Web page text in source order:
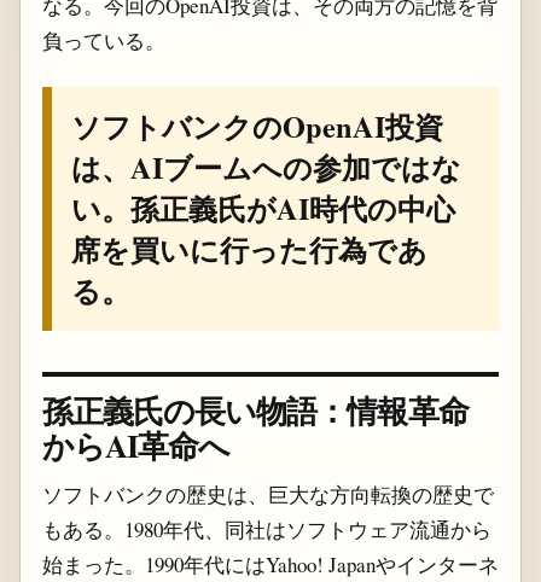
なる。今回のOpenAI投資は、その両方の記憶を背
負っている。
ソフトバンクのOpenAI投資
は、AIブームへの参加ではな
い。孫正義氏がAI時代の中心
席を買いに行った行為であ
る。
孫正義氏の長い物語：情報革命
からAI革命へ
ソフトバンクの歴史は、巨大な方向転換の歴史で
もある。1980年代、同社はソフトウェア流通から
始まった。1990年代にはYahoo! Japanやインターネ